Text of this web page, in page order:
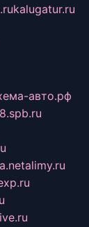
kalugatur.ru
авто.рф
alimy.ru